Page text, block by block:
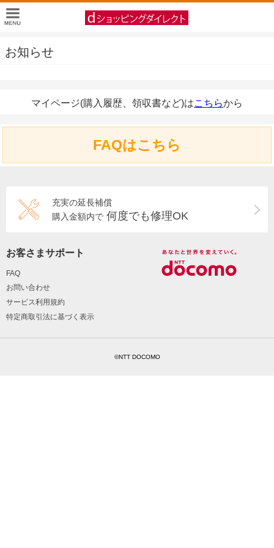
お知らせ
マイページ(購入履歴、領収書など)はこちらから
FAQはこちら
充実の延長補償
購入金額内で 何度でも修理OK
お客さまサポート
FAQ
お問い合わせ
サービス利用規約
特定商取引法に基づく表示
©NTT DOCOMO